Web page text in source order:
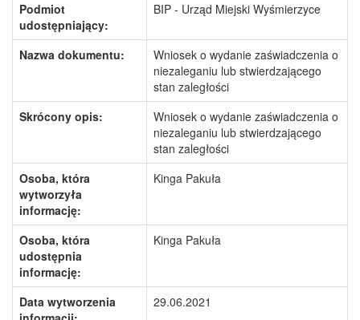
Podmiot
udostępniający:
BIP - Urząd Miejski Wyśmierzyce
Nazwa dokumentu:
Wniosek o wydanie zaświadczenia o
niezaleganiu lub stwierdzającego
stan zaległości
Skrócony opis:
Wniosek o wydanie zaświadczenia o
niezaleganiu lub stwierdzającego
stan zaległości
Osoba, która
wytworzyła
informację:
Kinga Pakuła
Osoba, która
udostępnia
informację:
Kinga Pakuła
Data wytworzenia
29.06.2021